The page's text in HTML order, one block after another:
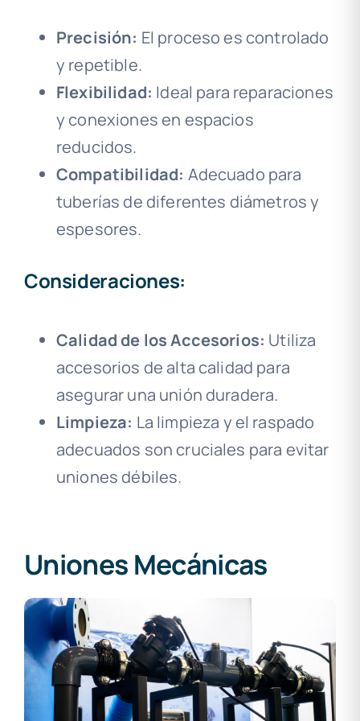
Precisión: El proceso es controlado
y repetible.
Flexibilidad: Ideal para reparaciones
y conexiones en espacios
reducidos.
Compatibilidad: Adecuado para
tuberías de diferentes diámetros y
espesores.
Consideraciones:
Calidad de los Accesorios: Utiliza
accesorios de alta calidad para
asegurar una unión duradera.
Limpieza: La limpieza y el raspado
adecuados son cruciales para evitar
uniones débiles.
Uniones Mecánicas